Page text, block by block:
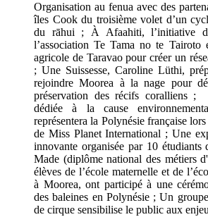
Organisation au fenua avec des
îles Cook du troisième volet d’un
du rāhui ; À Afaahiti, l’initiative
l’association Te Tama no te Tairoto
agricole de Taravao pour créer un
; Une Suissesse, Caroline Lüthi,
rejoindre Moorea à la nage pour
préservation des récifs coralliens ;
dédiée à la cause
représentera la Polynésie française
de Miss Planet International ; Une
innovante organisée par 10 étudiants
Made (diplôme national des métiers
élèves de l’école maternelle et de
à Moorea, ont participé à une
des baleines en Polynésie ; Un
de cirque sensibilise le public aux